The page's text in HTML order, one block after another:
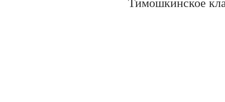
Тимошкинское